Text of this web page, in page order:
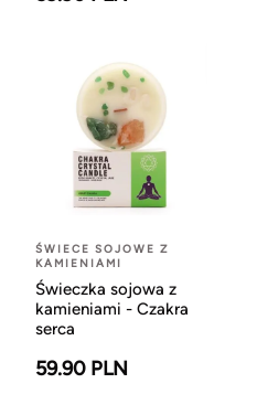
ŚWIECE SOJOWE Z
KAMIENIAMI
Świeczka sojowa z
kamieniami - Czakra
serca
59.90 PLN